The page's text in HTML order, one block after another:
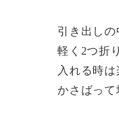
引き出しの
軽く2つ折
入れる時
かさばって